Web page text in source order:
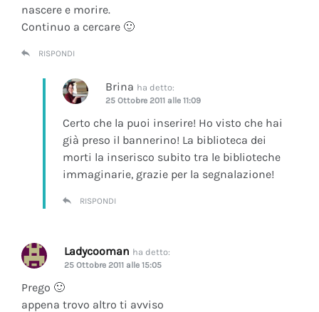
nascere e morire.
Continuo a cercare 🙂
RISPONDI
Brina ha detto:
25 Ottobre 2011 alle 11:09
Certo che la puoi inserire! Ho visto che hai
già preso il bannerino! La biblioteca dei
morti la inserisco subito tra le biblioteche
immaginarie, grazie per la segnalazione!
RISPONDI
Ladycooman ha detto:
25 Ottobre 2011 alle 15:05
Prego 🙂
appena trovo altro ti avviso